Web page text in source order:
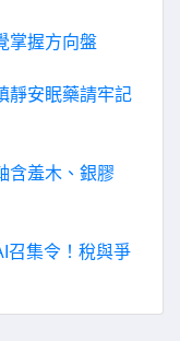
掌握方向盤
靜安眠藥請牢記
含羞木、銀膠
召集令！稅與爭